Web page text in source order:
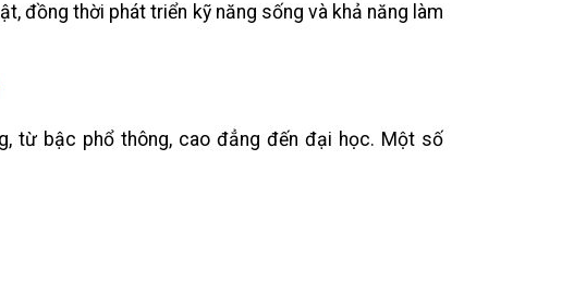
đồng thời phát triển kỹ năng sống và khả năng làm
từ bậc phổ thông, cao đẳng đến đại học. Một số